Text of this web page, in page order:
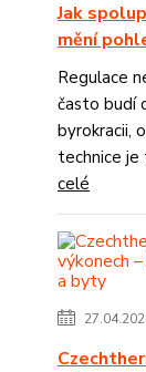
Jak
mění
Regulace
často budí
byrokracii,
technice je
celé